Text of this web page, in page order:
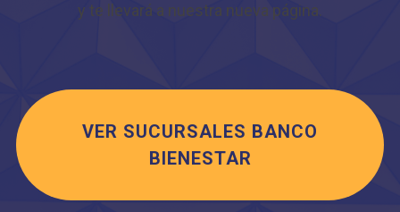
y te llevará a nuestra nueva página.
VER SUCURSALES BANCO
BIENESTAR